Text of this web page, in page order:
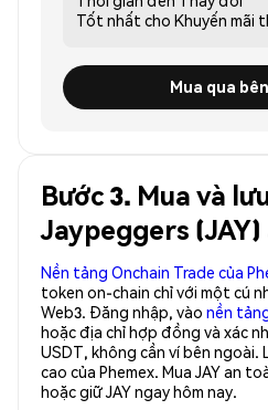
Tốt nhất cho Khuyến mãi
Mua qua
Bước 3. Mua và
Jaypeggers
Nền tảng Onchain Trade của
token on-chain chỉ với một cú
Web3. Đăng nhập, vào nền
hoặc địa chỉ hợp đồng và xác
USDT, không cần ví bên
cao của Phemex. Mua JAY an
hoặc giữ JAY ngay hôm nay.